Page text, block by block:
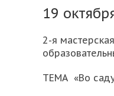
19
2-я
ТЕМА «Во